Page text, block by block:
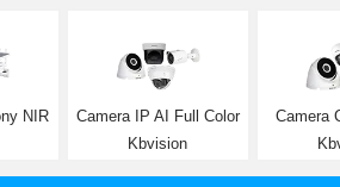
NIR
Camera IP AI Full Color
Kbvision
Camera